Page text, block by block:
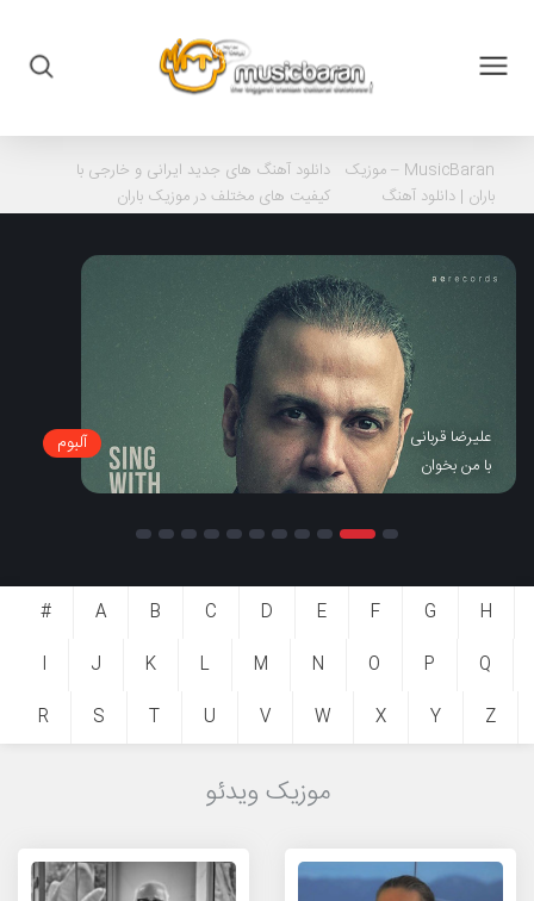
MusicBaran – موزیک
باران | دانلود آهنگ
دانلود آهنگ های جدید ایرانی و خارجی با
کیفیت های مختلف در موزیک باران
علیرضا قربانی
با من بخوان
آلبوم
# A B C D E F G
H
I
J K L M N O P
Q
R
S T U V W X Y Z
موزیک ویدئو